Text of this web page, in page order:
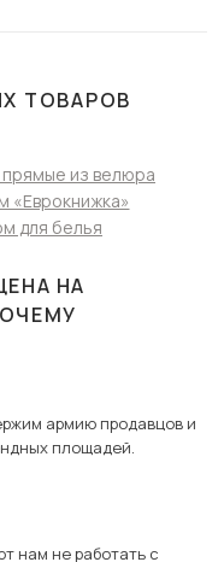
ТОВАРОВ
из велюра
«Еврокнижка»
для белья
НА
армию продавцов и
площадей.
нам не работать с